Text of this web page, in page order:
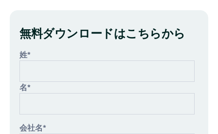
無料ダウンロードはこちらから
姓*
名*
会社名*